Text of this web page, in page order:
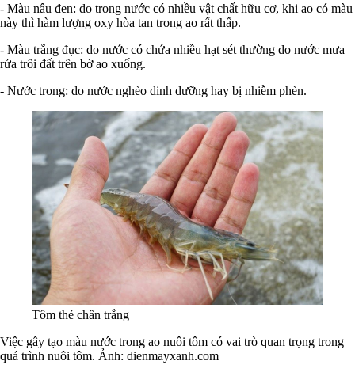
- Màu nâu đen: do trong nước có nhiều vật chất hữu cơ, khi ao có màu
này thì hàm lượng oxy hòa tan trong ao rất thấp.
- Màu trắng đục: do nước có chứa nhiều hạt sét thường do nước mưa
rửa trôi đất trên bờ ao xuống.
- Nước trong: do nước nghèo dinh dưỡng hay bị nhiễm phèn.
Tôm thẻ chân trắng
Việc gây tạo màu nước trong ao nuôi tôm có vai trò quan trọng trong
quá trình nuôi tôm. Ảnh: dienmayxanh.com